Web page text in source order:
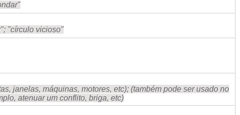
"círculo vicioso"
janelas, máquinas, motores, etc); (também pode ser usado no
atenuar um conflito, briga, etc)